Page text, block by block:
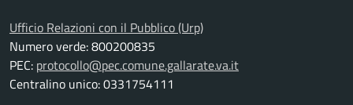
Ufficio Relazioni con il Pubblico (Urp)
Numero verde: 800200835
PEC: protocollo@pec.comune.gallarate.va.it
Centralino unico: 0331754111